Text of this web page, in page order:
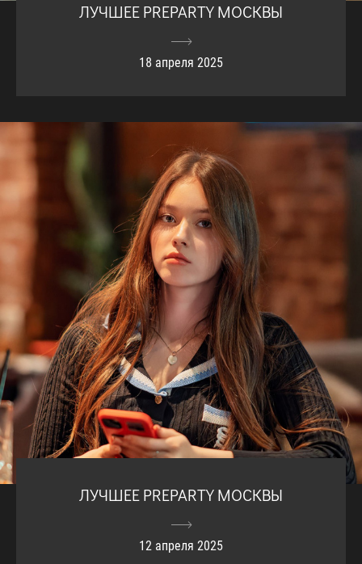
ЛУЧШЕЕ PREPARTY МОСКВЫ
18 апреля 2025
ЛУЧШЕЕ PREPARTY МОСКВЫ
12 апреля 2025